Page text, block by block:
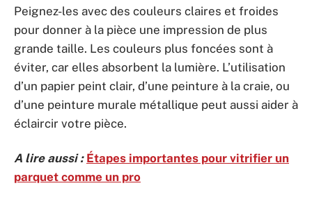
Peignez-les avec des couleurs claires et froides
pour donner à la pièce une impression de plus
grande taille. Les couleurs plus foncées sont à
éviter, car elles absorbent la lumière. L’utilisation
d’un papier peint clair, d’une peinture à la craie, ou
d’une peinture murale métallique peut aussi aider à
éclaircir votre pièce.
A lire aussi : Étapes importantes pour vitrifier un
parquet comme un pro